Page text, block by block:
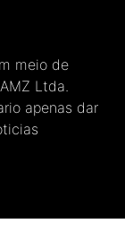
meio de
Ltda.
apenas dar